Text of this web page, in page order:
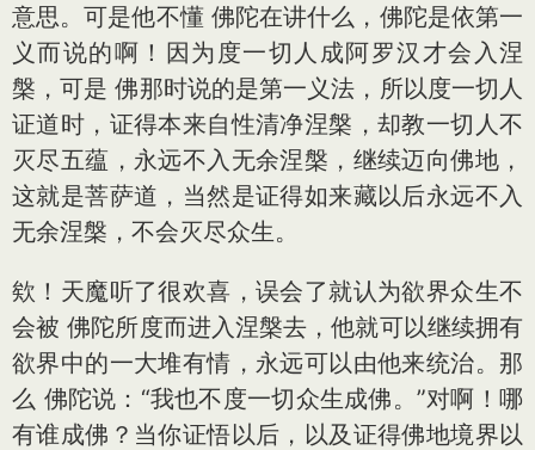
意思。可是他不懂 佛陀在讲什么，佛陀是依第一
义而说的啊！因为度一切人成阿罗汉才会入涅
槃，可是 佛那时说的是第一义法，所以度一切人
证道时，证得本来自性清净涅槃，却教一切人不
灭尽五蕴，永远不入无余涅槃，继续迈向佛地，
这就是菩萨道，当然是证得如来藏以后永远不入
无余涅槃，不会灭尽众生。
欸！天魔听了很欢喜，误会了就认为欲界众生不
会被 佛陀所度而进入涅槃去，他就可以继续拥有
欲界中的一大堆有情，永远可以由他来统治。那
么 佛陀说：“我也不度一切众生成佛。”对啊！哪
有谁成佛？当你证悟以后，以及证得佛地境界以